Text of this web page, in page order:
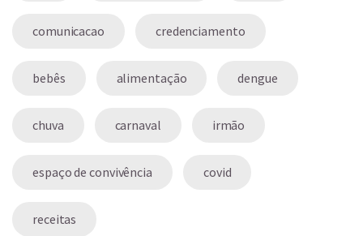
comunicacao credenciamento
bebês alimentação dengue
chuva carnaval irmão
espaço de convivência covid
receitas